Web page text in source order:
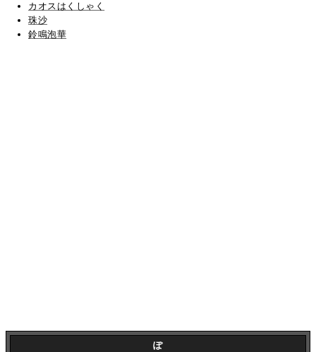
カオスはくしゃく
珠沙
鈴鳴泡華
ぽ